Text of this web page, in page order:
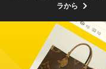
ラから